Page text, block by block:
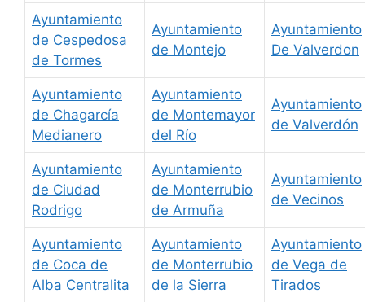
Ayuntamiento
de Cespedosa
de Tormes
Ayuntamiento
de Montejo
Ayuntamiento
De Valverdon
Ayuntamiento
de Chagarcía
Medianero
Ayuntamiento
de Montemayor
del Río
Ayuntamiento
de Valverdón
Ayuntamiento
de Ciudad
Rodrigo
Ayuntamiento
de Monterrubio
de Armuña
Ayuntamiento
de Vecinos
Ayuntamiento
de Coca de
Alba Centralita
Ayuntamiento
de Monterrubio
de la Sierra
Ayuntamiento
de Vega de
Tirados